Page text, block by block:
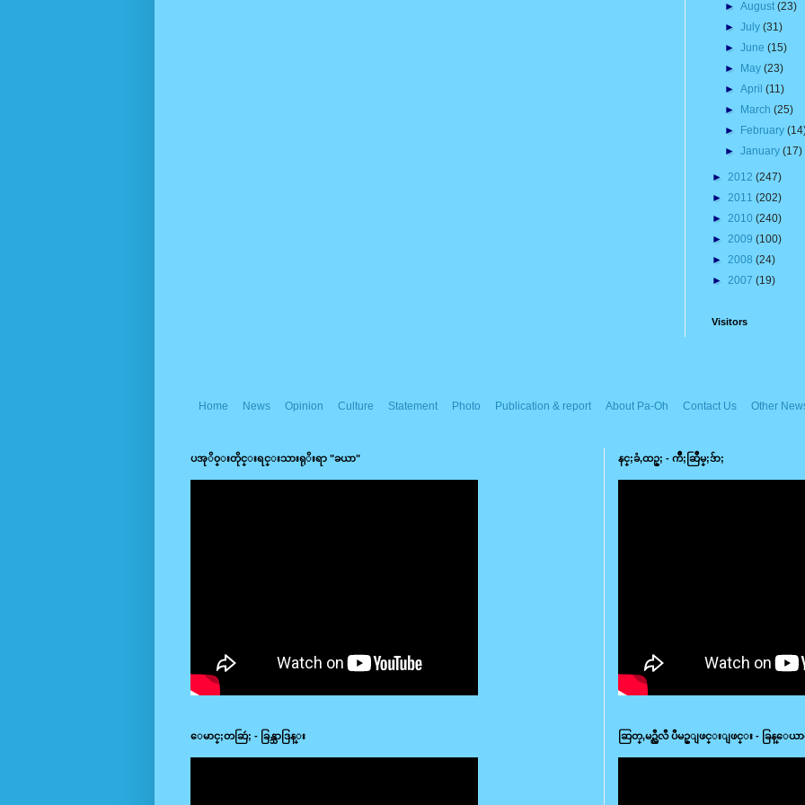
►August(23)
►July(31)
►June(15)
► May(23)
►April(11)
► March(25)
► February
►January(17)
► 2012 (247)
► 2011 (202)
► 2010 (240)
► 2009 (100)
► 2008 (24)
► 2007 (19)
Visitors
Home News Opinion Culture Statement Photo Publication & report About Pa-Oh Contact Us Other
ပအုိ၀္းတိုင္းရင္းသားရုိးရာ​ "ခယာ"
ေမာင္;တဆြဴ; - ခြန္သာဒြန္း
နင္;ခံ,ထဥ္; - က်ိဳ;ဆြဳမ္;ဒ်ာ;
ဆြတ္,မဥ္လီလီ ပီမဥ္ျဖင္းျဖင္း - ခြန္ေယ